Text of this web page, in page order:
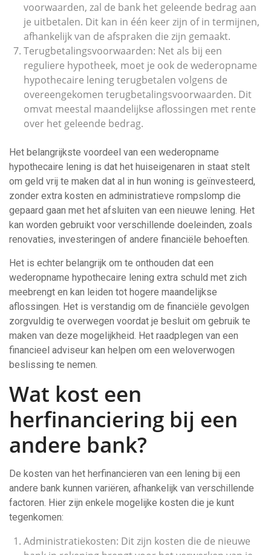
voorwaarden, zal de bank het geleende bedrag aan
je uitbetalen. Dit kan in één keer zijn of in termijnen,
afhankelijk van de afspraken die zijn gemaakt.
Terugbetalingsvoorwaarden: Net als bij een
reguliere hypotheek, moet je ook de wederopname
hypothecaire lening terugbetalen volgens de
overeengekomen terugbetalingsvoorwaarden. Dit
omvat meestal maandelijkse aflossingen met rente
over het geleende bedrag.
Het belangrijkste voordeel van een wederopname
hypothecaire lening is dat het huiseigenaren in staat stelt
om geld vrij te maken dat al in hun woning is geïnvesteerd,
zonder extra kosten en administratieve rompslomp die
gepaard gaan met het afsluiten van een nieuwe lening. Het
kan worden gebruikt voor verschillende doeleinden, zoals
renovaties, investeringen of andere financiële behoeften.
Het is echter belangrijk om te onthouden dat een
wederopname hypothecaire lening extra schuld met zich
meebrengt en kan leiden tot hogere maandelijkse
aflossingen. Het is verstandig om de financiële gevolgen
zorgvuldig te overwegen voordat je besluit om gebruik te
maken van deze mogelijkheid. Het raadplegen van een
financieel adviseur kan helpen om een weloverwogen
beslissing te nemen.
Wat kost een
herfinanciering bij een
andere bank?
De kosten van het herfinancieren van een lening bij een
andere bank kunnen variëren, afhankelijk van verschillende
factoren. Hier zijn enkele mogelijke kosten die je kunt
tegenkomen:
Administratiekosten: Dit zijn kosten die de nieuwe